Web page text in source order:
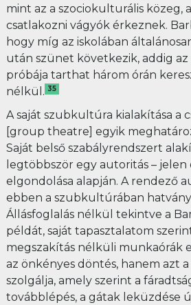
mint az a szociokulturális közeg,
csatlakozni vágyók érkeznek.
hogy míg az iskolában
után szünet következik, addig
próbája tarthat három órán
nélkül. 35
A saját szubkultúra kialakítása a
[group theatre] egyik
Saját belső szabályrendszert
legtöbbször egy autoritás – jelen
elgondolása alapján. A rendező
ebben a szubkultúrában
Állásfoglalás nélkül tekintve a
példát, saját tapasztalatom
megszakítás nélküli munkaórák
az önkényes döntés, hanem azt
szolgálja, amely szerint a
továbblépés, a gátak leküzdése